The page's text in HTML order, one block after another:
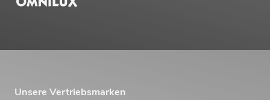
Unsere Vertriebsmarken